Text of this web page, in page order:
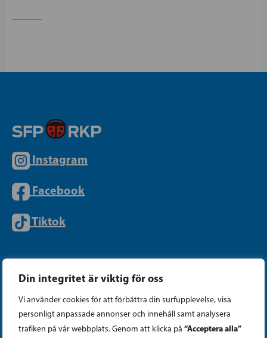
Din integritet är viktig för oss
Vi använder cookies för att förbättra din surfupplevelse, visa
personligt anpassade annonser och innehåll samt analysera
trafiken på vår webbplats. Genom att klicka på “Acceptera alla”
Instagram
Facebook
Tiktok
PARTIKANSLIET
Telefon (09) 693 070
PB 430, 00101 Helsingfors